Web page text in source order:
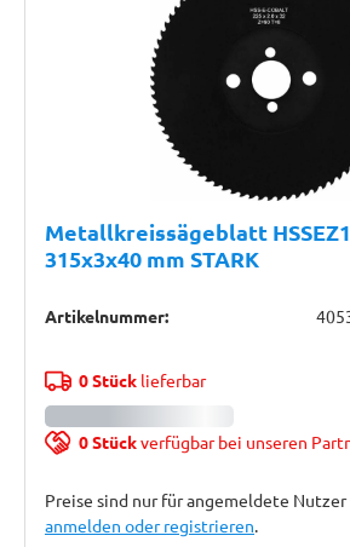
Metallkreissägeblatt
315x3x40 mm STARK
Artikelnummer:
0 Stücklieferbar
0 Stückverfügbar bei unseren
Preise sind nur für angemeldete
anmelden oder registrieren.